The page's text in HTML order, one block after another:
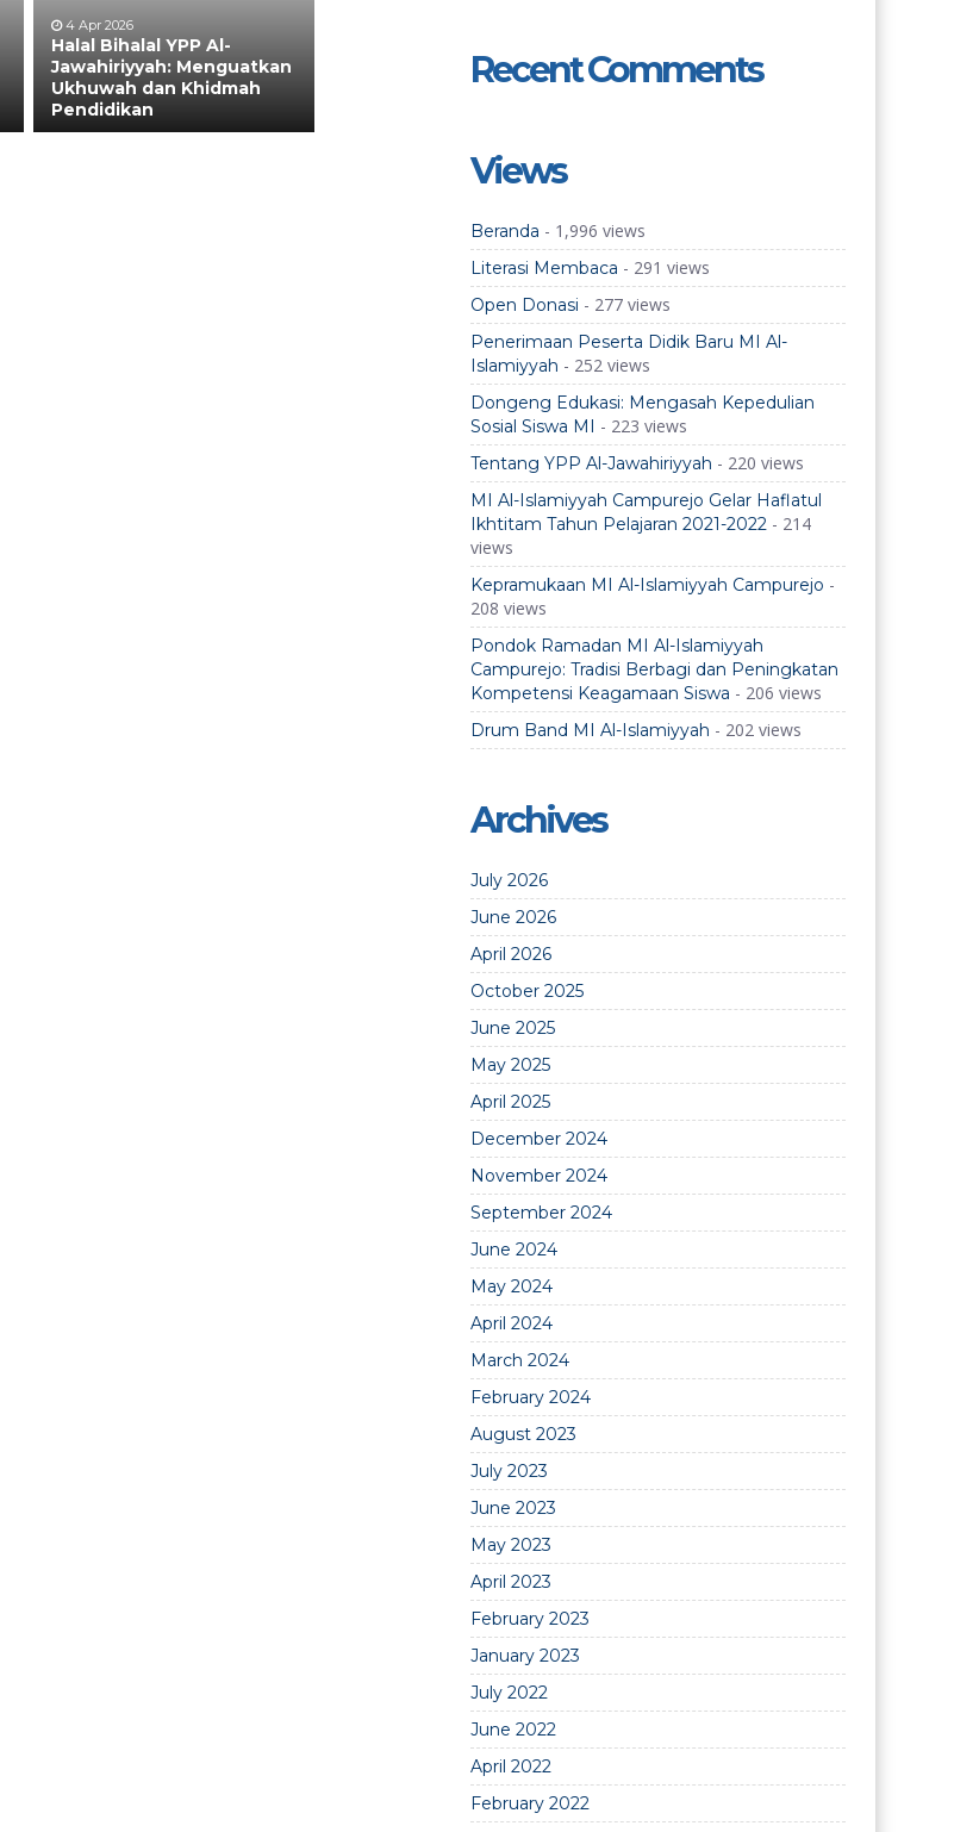
4 Apr 2026
Halal Bihalal YPP Al-
Jawahiriyyah: Menguatkan
Ukhuwah dan Khidmah
Pendidikan
Recent Comments
Views
Beranda - 1,996 views
Literasi Membaca - 291 views
Open Donasi - 277 views
Penerimaan Peserta Didik Baru MI Al-
Islamiyyah - 252 views
Dongeng Edukasi: Mengasah Kepedulian
Sosial Siswa MI - 223 views
Tentang YPP Al-Jawahiriyyah - 220 views
MI Al-Islamiyyah Campurejo Gelar Haflatul
Ikhtitam Tahun Pelajaran 2021-2022 - 214
views
Kepramukaan MI Al-Islamiyyah Campurejo -
208 views
Pondok Ramadan MI Al-Islamiyyah
Campurejo: Tradisi Berbagi dan Peningkatan
Kompetensi Keagamaan Siswa - 206 views
Drum Band MI Al-Islamiyyah - 202 views
Archives
July 2026
June 2026
April 2026
October 2025
June 2025
May 2025
April 2025
December 2024
November 2024
September 2024
June 2024
May 2024
April 2024
March 2024
February 2024
August 2023
July 2023
June 2023
May 2023
April 2023
February 2023
January 2023
July 2022
June 2022
April 2022
February 2022